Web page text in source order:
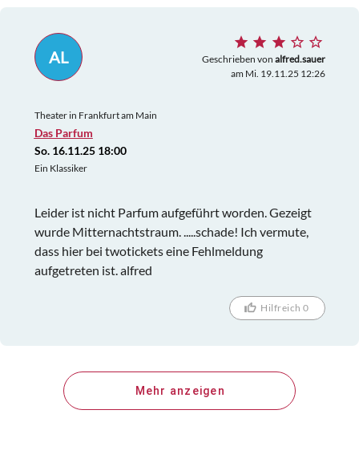
entfaltet sich dieser schrill-satirische Abend in einer
Mischung aus Sommerfestival-Atmosphäre und
schrägem Weltraumtheater. Zwischen alten Bäumen,
eine Kulisse, die den absurden Kosmos noch einmal
besonders leuchten lässt. Eine turbulente,
hinreißend verrückte Inszenierung, die man sich
nicht entgehen lassen sollte!
AL Geschrieben von alfred.sauer
am Mi. 19.11.25 12:26
Theater in Frankfurt am Main
Das Parfum
So. 16.11.25 18:00
Ein Klassiker
Leider ist nicht Parfum aufgeführt worden. Gezeigt
wurde Mitternachtstraum. .....schade! Ich vermute,
dass hier bei twotickets eine Fehlmeldung
aufgetreten ist. alfred
Hilfreich 0
Mehr anzeigen